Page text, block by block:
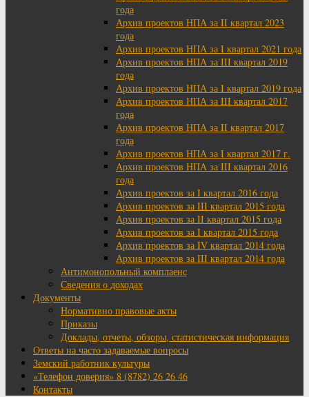
года
Архив проектов НПА за II квартал 2023
года
Архив проектов НПА за I квартал 2021 года
Архив проектов НПА за III квартал 2019
года
Архив проектов НПА за I квартал 2019 года
Архив проектов НПА за III квартал 2017
года
Архив проектов НПА за II квартал 2017
года
Архив проектов НПА за I квартал 2017 г.
Архив проектов НПА за III квартал 2016
года
Архив проектов за I квартал 2016 года
Архив проектов за III квартал 2015 года
Архив проектов за II квартал 2015 года
Архив проектов за I квартал 2015 года
Архив проектов за IV квартал 2014 года
Архив проектов за III квартал 2014 года
Антимонопольный комплаенс
Сведения о доходах
Документы
Нормативно правовые акты
Приказы
Доклады, отчеты, обзоры, статистическая информация
Ответы на часто задаваемые вопросы
Земский работник культуры
«Телефон доверия» 8 (8782) 26 26 46
Контакты